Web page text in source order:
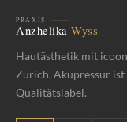
Hautästhetik mit
Zürich. Akupressur
Qualitätslabel.